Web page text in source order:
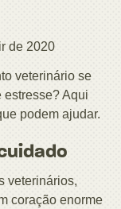
de 2020
veterinário se
Aqui
podem ajudar.
veterinários,
coração enorme